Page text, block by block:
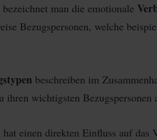
man die emotionale
Bezugspersonen, welche
beschreiben im
ihren wichtigsten Bezugspersonen
einen direkten Einfluss auf das